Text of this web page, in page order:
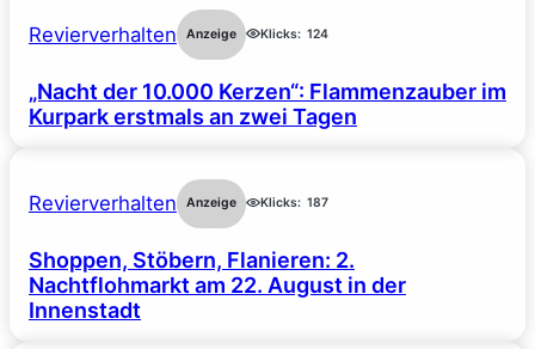
Revierverhalten Anzeige Klicks: 124
„Nacht der 10.000 Kerzen“: Flammenzauber im
Kurpark erstmals an zwei Tagen
Revierverhalten Anzeige Klicks: 187
Shoppen, Stöbern, Flanieren: 2.
Nachtflohmarkt am 22. August in der
Innenstadt